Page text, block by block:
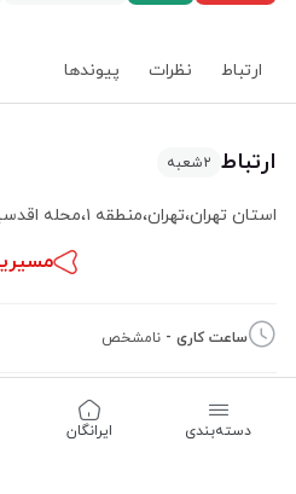
ارتباط نظرات پیوند‌ها
ارتباط ۲شعبه
استان تهران،تهران،منطقه ۱ ،محله
ساعت کاری - نامشخص
02122986064
02122940127
دسته‌بندی ‌ایرانگان